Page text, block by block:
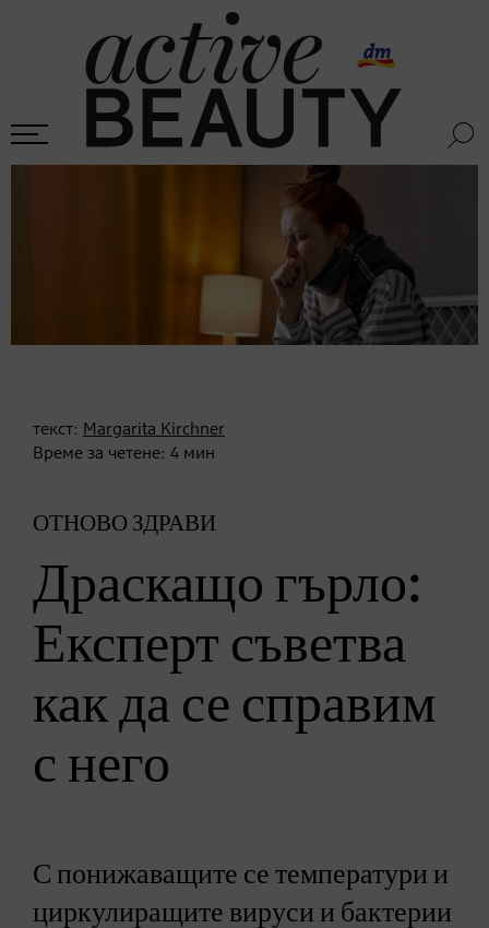
текст: Margarita Kirchner
Време за четене: 4 мин
ОТНОВО ЗДРАВИ
Драскащо гърло:
Експерт съветва
как да се справим
с него
С понижаващите се температури и
циркулиращите вируси и бактерии